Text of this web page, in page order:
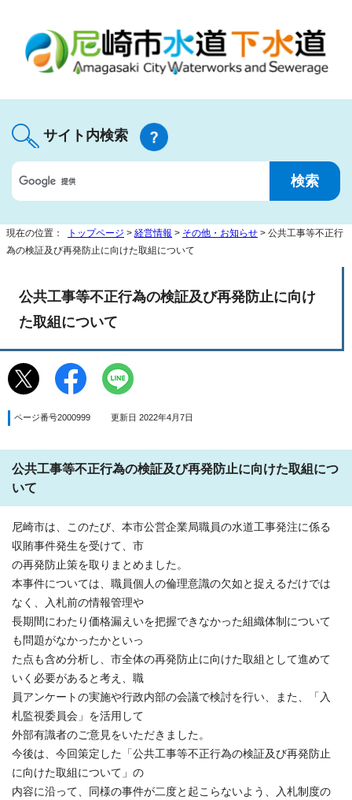
サイト内検索
現在の位置： トップページ > 経営情報 > その他・お知らせ > 公共工事等不正行
為の検証及び再発防止に向けた取組について
公共工事等不正行為の検証及び再発防止に向け
た取組について
ページ番号2000999 更新日 2022年4月7日
公共工事等不正行為の検証及び再発防止に向けた取組につ
いて
尼崎市は、このたび、本市公営企業局職員の水道工事発注に係る
収賄事件発生を受けて、市
の再発防止策を取りまとめました。
本事件については、職員個人の倫理意識の欠如と捉えるだけでは
なく、入札前の情報管理や
長期間にわたり価格漏えいを把握できなかった組織体制について
も問題がなかったかといっ
た点も含め分析し、市全体の再発防止に向けた取組として進めて
いく必要があると考え、職
員アンケートの実施や行政内部の会議で検討を行い、また、「入
札監視委員会」を活用して
外部有識者のご意見をいただきました。
今後は、今回策定した「公共工事等不正行為の検証及び再発防止
に向けた取組について」の
内容に沿って、同様の事件が二度と起こらないよう、入札制度の